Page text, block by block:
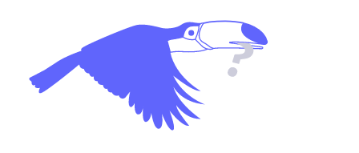
La salle des
professeurs